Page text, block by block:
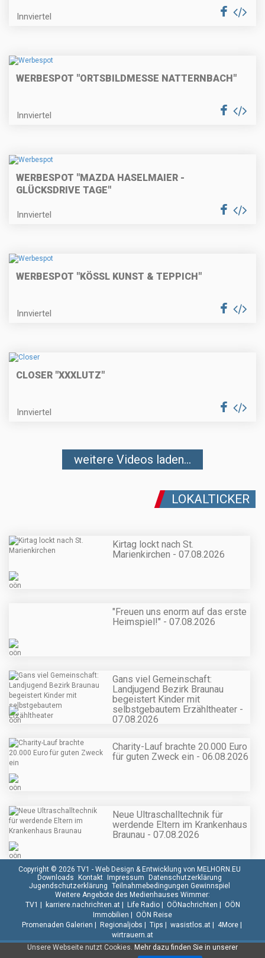
Innviertel
WERBESPOT "ORTSBILDMESSE NATTERNBACH"
Innviertel
WERBESPOT "MAZDA HASELMAIER -
GLÜCKSDRIVE TAGE"
Innviertel
WERBESPOT "KÖSSL KUNST & TEPPICH"
Innviertel
CLOSER "XXXLUTZ"
Innviertel
weitere Videos laden...
LOKALTICKER
Kirtag lockt nach St.
Marienkirchen - 07.08.2026
"Freuen uns enorm auf das erste
Heimspiel!" - 07.08.2026
Gans viel Gemeinschaft:
Landjugend Bezirk Braunau
begeistert Kinder mit
selbstgebautem Erzähltheater -
07.08.2026
Charity-Lauf brachte 20.000 Euro
für guten Zweck ein - 06.08.2026
Neue Ultraschalltechnik für
werdende Eltern im Krankenhaus
Braunau - 07.08.2026
Unsere Webseite nutzt Cookies. Mehr dazu finden Sie in unserer
Copyright © 2026 TV1 - Web Design & Entwicklung von MELHORN.EU
Downloads Kontakt Impressum Datenschutzerklärung
Jugendschutzerklärung Teilnahmebedingungen Gewinnspiel
Weitere Angebote des Medienhauses Wimmer:
TV1 | karriere.nachrichten.at| Life Radio| OÖNachrichten | OÖN
Immobilien | OÖN Reise
Promenaden Galerien | Regionaljobs | Tips | wasistlos.at| 4More|
wirtrauern.at